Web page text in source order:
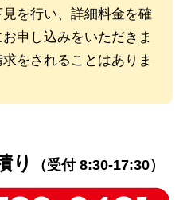
を行い、詳細料金を確
申し込みをいただきま
をされることはありま
り （受付 8:30-17:30）